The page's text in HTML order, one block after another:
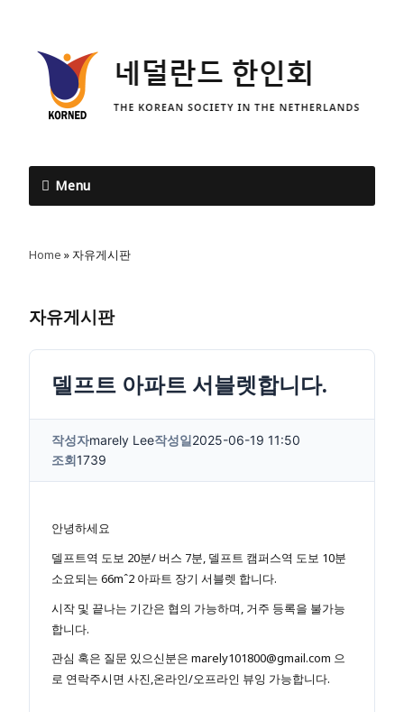
Menu
Home »자유게시판
자유게시판
델프트 아파트 서블렛합니다.
작성자marely Lee작성일2025-06-19 11:50
조회1739
안녕하세요
델프트역 도보 20분/ 버스 7분, 델프트 캠퍼스역 도보 10분
소요되는 66mˆ2 아파트 장기 서블렛 합니다.
시작 및 끝나는 기간은 협의 가능하며, 거주 등록을 불가능
합니다.
관심 혹은 질문 있으신분은 marely101800@gmail.com 으
로 연락주시면 사진,온라인/오프라인 뷰잉 가능합니다.